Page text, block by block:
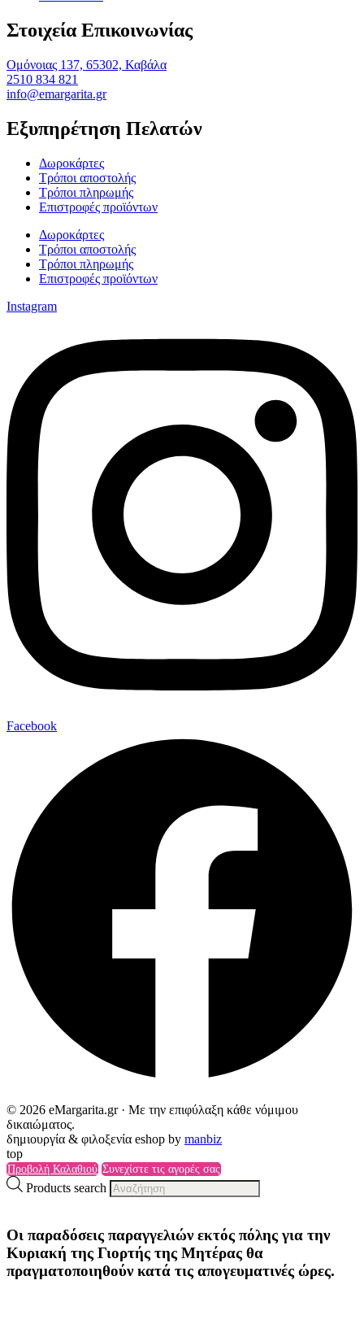
Στοιχεία Επικοινωνίας
Ομόνοιας 137, 65302, Καβάλα
2510 834 821
info@emargarita.gr
Εξυπηρέτηση Πελατών
Δωροκάρτες
Τρόποι αποστολής
Τρόποι πληρωμής
Επιστροφές προϊόντων
Δωροκάρτες
Τρόποι αποστολής
Τρόποι πληρωμής
Επιστροφές προϊόντων
Instagram
Facebook
© 2026 eMargarita.gr · Με την επιφύλαξη κάθε νόμιμου
δικαιώματος.
δημιουργία & φιλοξενία eshop by manbiz
top
Προβολή Καλαθιού Συνεχίστε τις αγορές σας
Products search
Οι παραδόσεις παραγγελιώνεκτός πόλης για την
Κυριακή της Γιορτής της Μητέρας θα
πραγματοποιηθούν κατά τις απογευματινές ώρες.